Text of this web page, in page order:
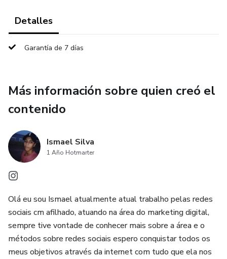
Detalles
Garantía de 7 días
Más información sobre quien creó el
contenido
Ismael Silva
1 Año Hotmarter
Olá eu sou Ismael atualmente atual trabalho pelas redes
sociais cm afilhado, atuando na área do marketing digital,
sempre tive vontade de conhecer mais sobre a área e o
métodos sobre redes sociais espero conquistar todos os
meus objetivos através da internet com tudo que ela nos